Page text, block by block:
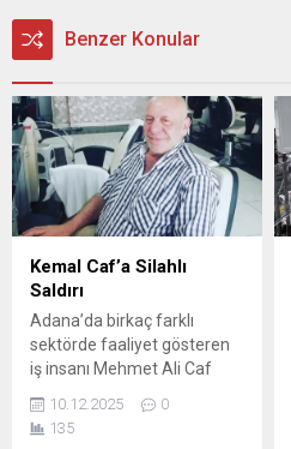
Benzer Konular
Kemal Caf’a Silahlı
Saldırı
Adana’da birkaç farklı
sektörde faaliyet gösteren
iş insanı Mehmet Ali Caf
dönem Mado Cafe’nin
işletmeciliğini de yapan
10.12.2025
0
135